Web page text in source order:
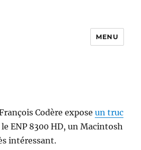
MENU
Codère exposeun truc
ENP 8300 HD, un Macintosh
intéressant.